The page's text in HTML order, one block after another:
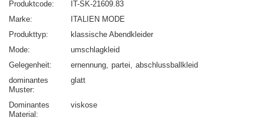
Produktcode
IT-SK-21609.83
Marke
ITALIEN MODE
Produkttyp
klassische Abendkleider
Mode
umschlagkleid
Gelegenheit
ernennung partei
abschlussballkleid
dominantes
Muster
glatt
Dominantes
Material
viskose